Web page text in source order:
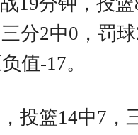
分2中0，罚
值-17。
投篮14中7，